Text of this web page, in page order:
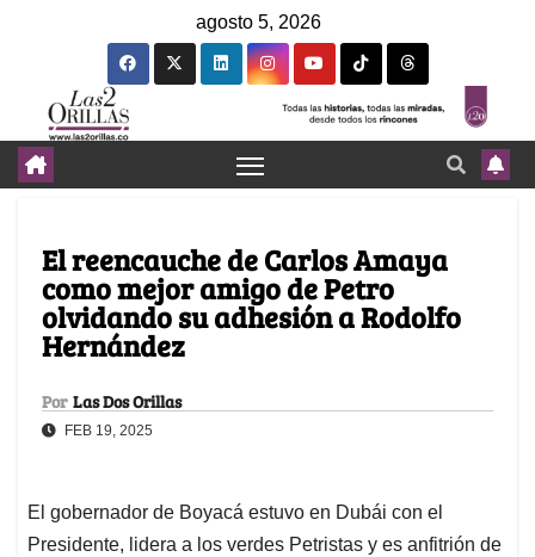
agosto 5, 2026
El reencauche de Carlos Amaya
como mejor amigo de Petro
olvidando su adhesión a Rodolfo
Hernández
Por Las Dos Orillas
FEB 19, 2025
El gobernador de Boyacá estuvo en Dubái con el
Presidente, lidera a los verdes Petristas y es anfitrión de